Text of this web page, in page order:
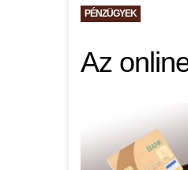
PÉNZÜGYEK
Az